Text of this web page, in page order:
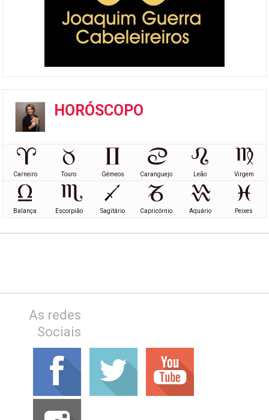
HORÓSCOPO
Carneiro Touro Gémeos Caranguejo Leão Virgem
Balança Escorpião Sagitário Capricórnio Aquário Peixes
As redes
Sociais